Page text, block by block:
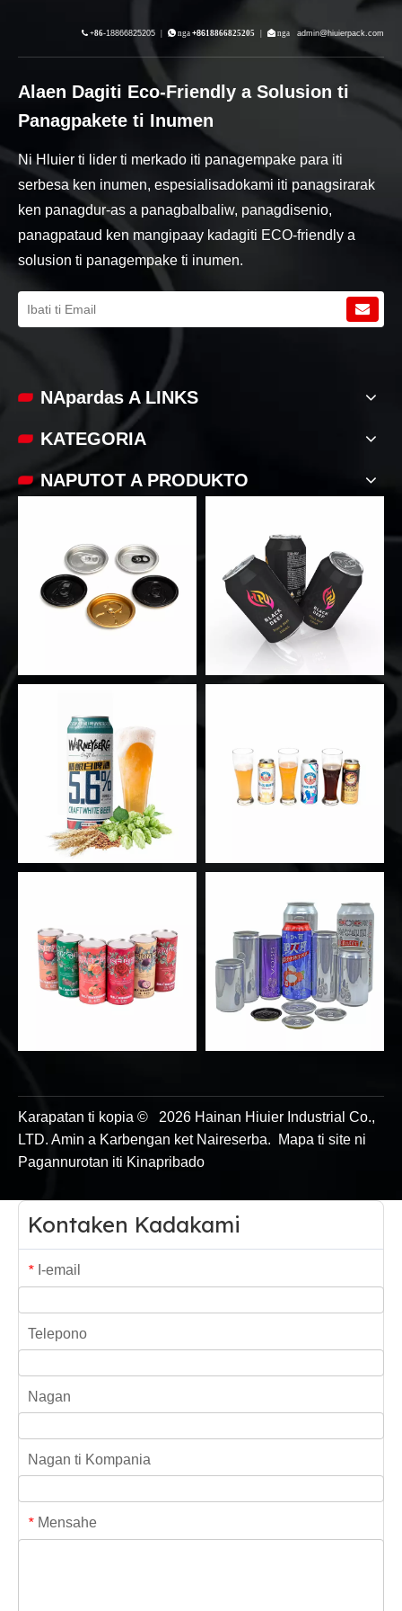
 +86-18866825205  nga +8618866825205  nga admin@hiuierpack.com
Alaen Dagiti Eco-Friendly a Solusion ti
Panagpakete ti Inumen
Ni Hluier ti lider ti merkado iti panagempake para iti
serbesa ken inumen, espesialisadokami iti panagsirarak
ken panagdur-as a panagbalbaliw, panagdisenio,
panagpataud ken mangipaay kadagiti ECO-friendly a
solusion ti panagempake ti inumen.
NApardas A LINKS
KATEGORIA
NAPUTOT A PRODUKTO
Karapatan ti kopia © 2026 Hainan Hiuier Industrial Co.,
LTD. Amin a Karbengan ket Naireserba.
Mapa ti site ni
Pagannurotan iti Kinapribado
Kontaken Kadakami
* I-email
Telepono
Nagan
Nagan ti Kompania
* Mensahe